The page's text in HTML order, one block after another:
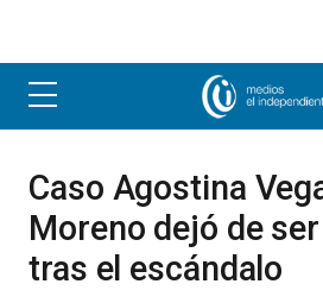
Caso Agostina
Moreno dejó de
tras el escándalo